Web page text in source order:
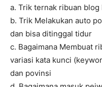
a. Trik ternak ribuan blog
b. Trik Melakukan auto
dan bisa ditinggal tidur
c. Bagaimana Membuat
variasi kata kunci
dan povinsi